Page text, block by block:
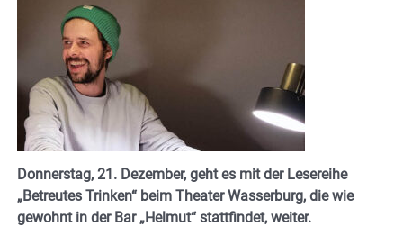
Donnerstag, 21. Dezember, geht es mit der Lesereihe
„Betreutes Trinken“ beim Theater Wasserburg, die wie
gewohnt in der Bar „Helmut“ stattfindet, weiter.